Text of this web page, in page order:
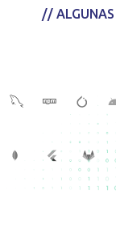
//